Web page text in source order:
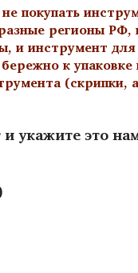
покупать
регионы
и инструмент
к
(скрипки,
укажите это